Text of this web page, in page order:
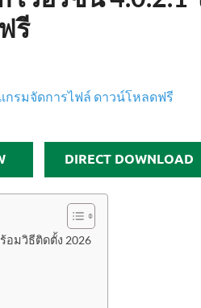
รี
DIRECT DOWNLOAD
อมวิธีติดตั้ง 2026